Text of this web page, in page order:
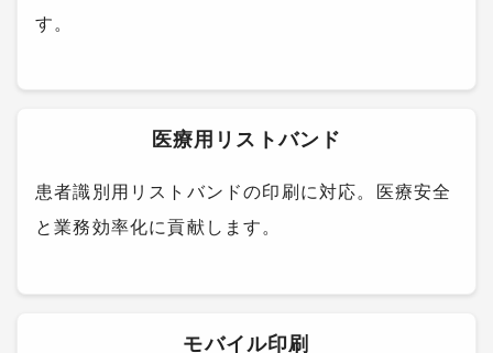
す。
医療用リストバンド
患者識別用リストバンドの印刷に対応。医療安全
と業務効率化に貢献します。
モバイル印刷